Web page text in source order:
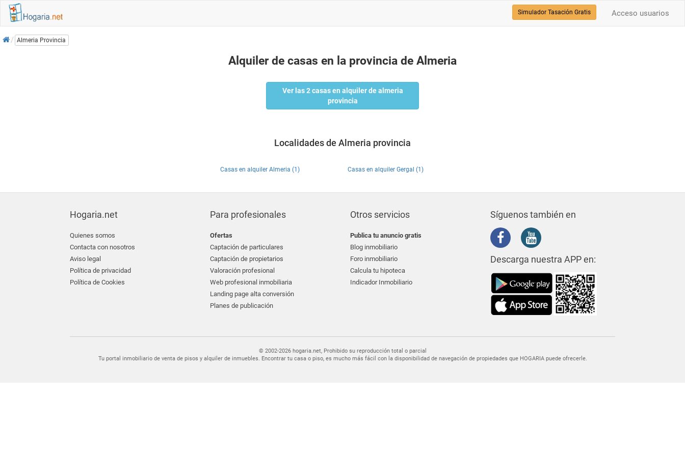
Acceso usuarios
Simulador Tasación Gratis
InicioAlmeria Provincia
Alquiler de casas en la provincia de Almeria
Ver las 2 casas en alquiler de almeria
provincia
Localidades de Almeria provincia
Casas en alquiler Almeria (1) Casas en alquiler Gergal (1)
Hogaria.net
Quienes somos
Contacta con nosotros
Aviso legal
Política de privacidad
Política de Cookies
Para profesionales
Ofertas
Captación de particulares
Captación de propietarios
Valoración profesional
Web profesional inmobiliaria
Landing page alta conversión
Planes de publicación
Otros servicios
Publica tu anuncio gratis
Blog inmobiliario
Foro inmobiliario
Calcula tu hipoteca
Indicador Inmobiliario
Síguenos también en
Descarga nuestra APP en:
© 2002-2026 hogaria.net, Prohibido su reproducción total o parcial
Tu portal inmobiliario de venta de pisos y alquiler de inmuebles. Encontrar tu casa o piso, es mucho más fácil con la disponibilidad de navegación de propiedades que HOGARIA puede ofrecerle.